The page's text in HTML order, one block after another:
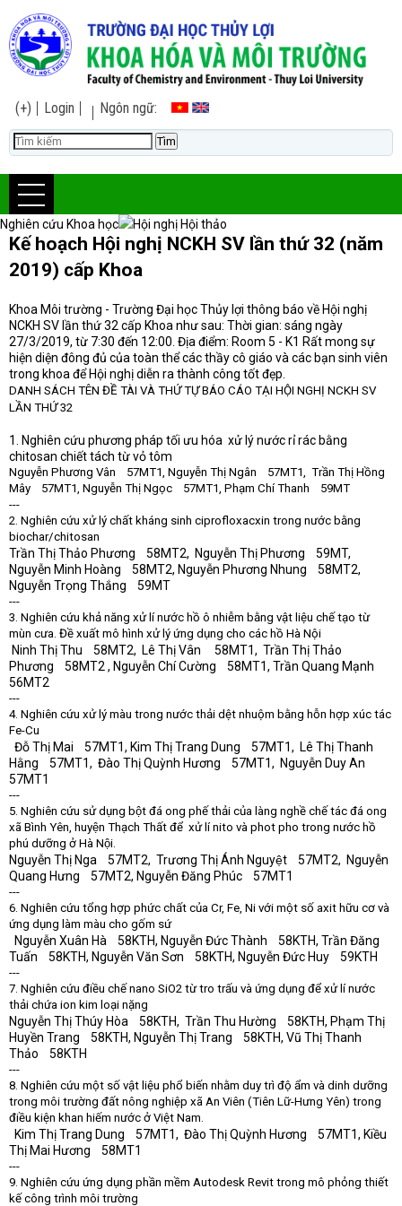
(+) Login Ngôn ngữ:
Nghiên cứu Khoa học Hội nghị Hội thảo
Kế hoạch Hội nghị NCKH SV lần thứ 32 (năm
2019) cấp Khoa
Khoa Môi trường - Trường Đại học Thủy lợi thông báo về Hội nghị
NCKH SV lần thứ 32 cấp Khoa như sau: Thời gian: sáng ngày
27/3/2019, từ 7:30 đến 12:00. Địa điểm: Room 5 - K1 Rất mong sự
hiện diện đông đủ của toàn thể các thầy cô giáo và các bạn sinh viên
trong khoa để Hội nghị diễn ra thành công tốt đẹp.
DANH SÁCH TÊN ĐỀ TÀI VÀ THỨ TỰ BÁO CÁO TẠI HỘI NGHỊ NCKH SV
LẦN THỨ 32
1. Nghiên cứu phương pháp tối ưu hóa xử lý nước rỉ rác bằng
chitosan chiết tách từ vỏ tôm
Nguyễn Phương Vân 57MT1, Nguyễn Thị Ngân 57MT1, Trần Thị Hồng
Mây 57MT1, Nguyễn Thị Ngọc 57MT1, Phạm Chí Thanh 59MT
---
2. Nghiên cứu xử lý chất kháng sinh ciprofloxacxin trong nước bằng
biochar/chitosan
Trần Thị Thảo Phương 58MT2, Nguyễn Thị Phương 59MT,
Nguyễn Minh Hoàng 58MT2, Nguyễn Phương Nhung 58MT2,
Nguyễn Trọng Thắng 59MT
---
3. Nghiên cứu khả năng xử lí nước hồ ô nhiễm bằng vật liệu chế tạo từ
mùn cưa. Đề xuất mô hình xử lý ứng dụng cho các hồ Hà Nội
Ninh Thị Thu 58MT2, Lê Thị Vân 58MT1, Trần Thị Thảo
Phương 58MT2 , Nguyễn Chí Cường 58MT1, Trần Quang Mạnh
56MT2
---
4. Nghiên cứu xử lý màu trong nước thải dệt nhuộm bằng hỗn hợp xúc tác
Fe-Cu
Đỗ Thị Mai 57MT1, Kim Thị Trang Dung 57MT1, Lê Thị Thanh
Hằng 57MT1, Đào Thị Quỳnh Hương 57MT1, Nguyễn Duy An
57MT1
---
5. Nghiên cứu sử dụng bột đá ong phế thải của làng nghề chế tác đá ong
xã Bình Yên, huyện Thạch Thất để xử lí nito và phot pho trong nước hồ
phú dưỡng ở Hà Nội.
Nguyễn Thị Nga 57MT2, Trương Thị Ánh Nguyệt 57MT2, Nguyễn
Quang Hưng 57MT2, Nguyễn Đăng Phúc 57MT1
---
6. Nghiên cứu tổng hợp phức chất của Cr, Fe, Ni với một số axit hữu cơ và
ứng dụng làm màu cho gốm sứ
Nguyễn Xuân Hà 58KTH, Nguyễn Đức Thành 58KTH, Trần Đăng
Tuấn 58KTH, Nguyễn Văn Sơn 58KTH, Nguyễn Đức Huy 59KTH
---
7. Nghiên cứu điều chế nano SiO2 từ tro trấu và ứng dụng để xử lí nước
thải chứa ion kim loại nặng
Nguyễn Thị Thúy Hòa 58KTH, Trần Thu Hường 58KTH, Phạm Thị
Huyền Trang 58KTH, Nguyễn Thị Trang 58KTH, Vũ Thị Thanh
Thảo 58KTH
---
8. Nghiên cứu một số vật liệu phổ biến nhằm duy trì độ ẩm và dinh dưỡng
trong môi trường đất nông nghiệp xã An Viên (Tiên Lữ-Hưng Yên) trong
điều kiện khan hiếm nước ở Việt Nam.
Kim Thị Trang Dung 57MT1, Đào Thị Quỳnh Hương 57MT1, Kiều
Thị Mai Hương 58MT1
---
9. Nghiên cứu ứng dụng phần mềm Autodesk Revit trong mô phỏng thiết
kế công trình môi trường